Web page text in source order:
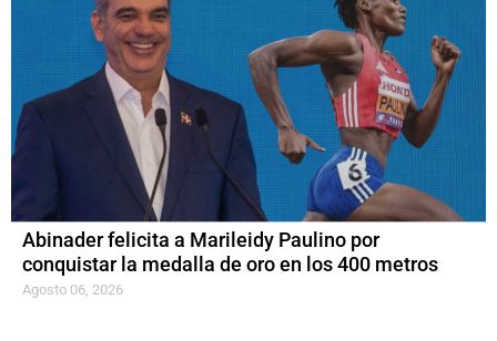
Abinader felicita a Marileidy Paulino por
conquistar la medalla de oro en los 400 metros
Agosto 06, 2026